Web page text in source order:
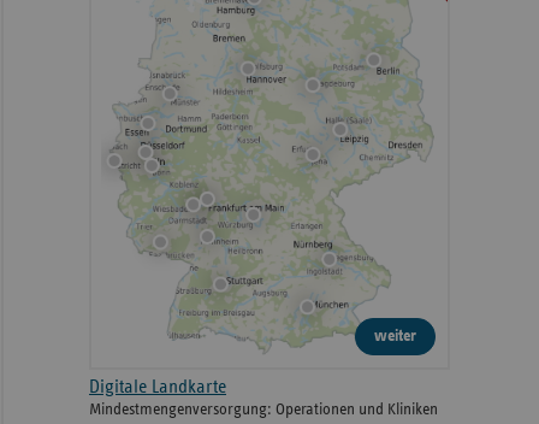
weiter
Digitale Landkarte
Mindestmengenversorgung: Operationen und Kliniken